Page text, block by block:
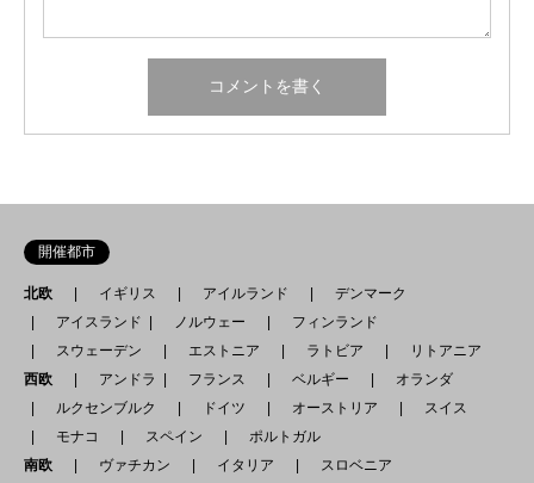
開催都市
北欧 イギリス アイルランド
デンマーク
アイスランド
ノルウェー
フィンランド
スウェーデン
エストニア ラトビア
リトアニア
西欧
アンドラ フランス ベルギー
オランダ
ルクセンブルク
ドイツ オーストリア
スイス
モナコ
スペイン
ポルトガル
南欧
ヴァチカン イタリア
スロベニア